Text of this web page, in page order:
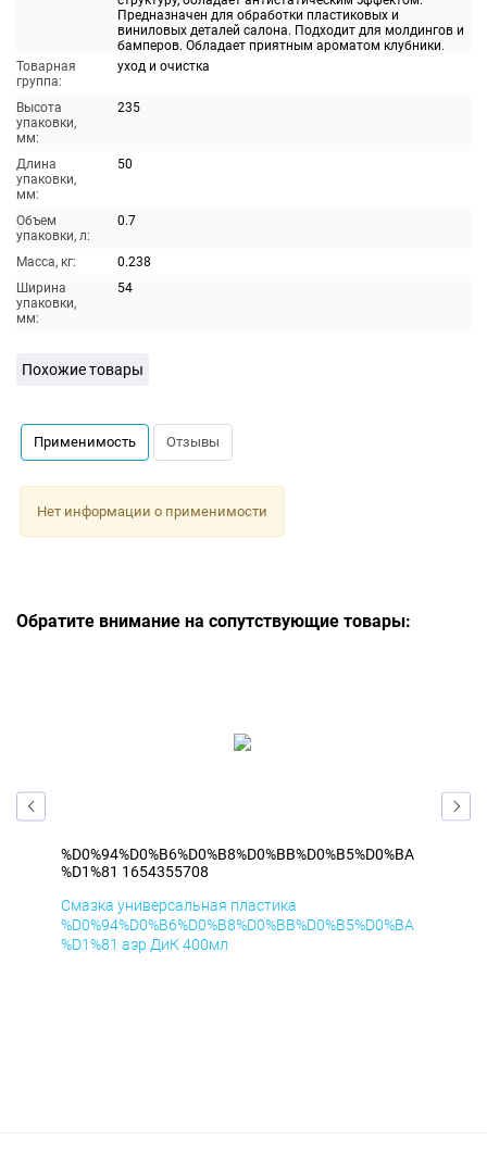
Предназначен для обработки пластиковых и
виниловых деталей салона. Подходит для молдингов и
бамперов. Обладает приятным ароматом клубники.
Товарная
группа:
уход и очистка
Высота
упаковки,
мм:
235
Длина
упаковки,
мм:
50
Объем
упаковки, л:
0.7
Масса, кг:
0.238
Ширина
упаковки,
мм:
54
Похожие товары
Применимость Отзывы
Нет информации о применимости
Обратите внимание на сопутствующие товары:
%D0%94%D0%B6%D0%B8%D0%BB%D0%B5%D0%BA
%D1%81 1654355708
Смазка универсальная пластика
%D0%94%D0%B6%D0%B8%D0%BB%D0%B5%D0%BA
%D1%81 аэр ДиК 400мл